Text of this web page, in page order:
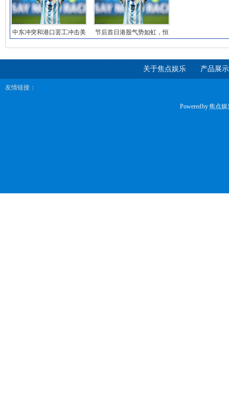
中东冲突和港口罢工冲击美
节后首日港股气势如虹，恒
关于焦点娱乐 产品展示
友情链接：
Powered by焦点娱